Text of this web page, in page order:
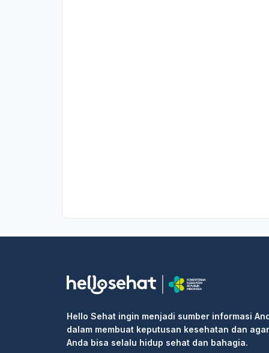
Hello Sehat ingin menjadi sumber informasi
dalam membuat keputusan kesehatan dan agar
Anda bisa selalu hidup sehat dan bahagia.